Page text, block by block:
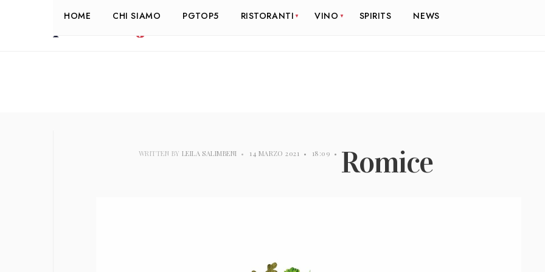
HOME CHI SIAMO PGTOP5 RISTORANTI VINO SPIRITS NEWS
WRITTEN BY LEILA SALIMBENI • 14 MARZO 2021 • 18:09 • Romice